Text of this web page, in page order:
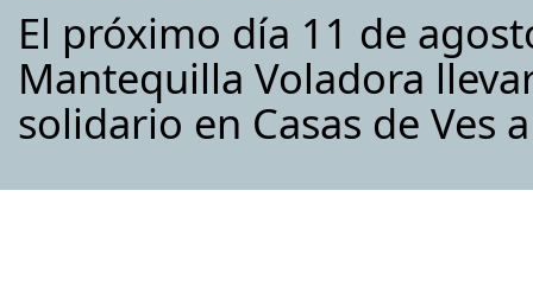
El próximo día 11 de
Mantequilla Voladora
solidario en Casas de Ves